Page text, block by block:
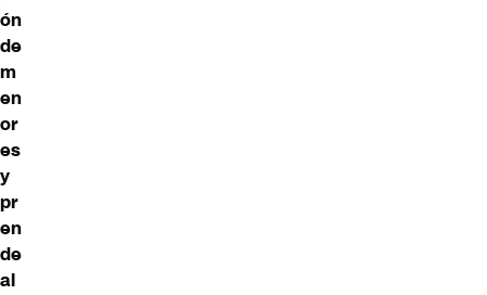
ón
de
m
en
or
es
y
pr
en
de
al